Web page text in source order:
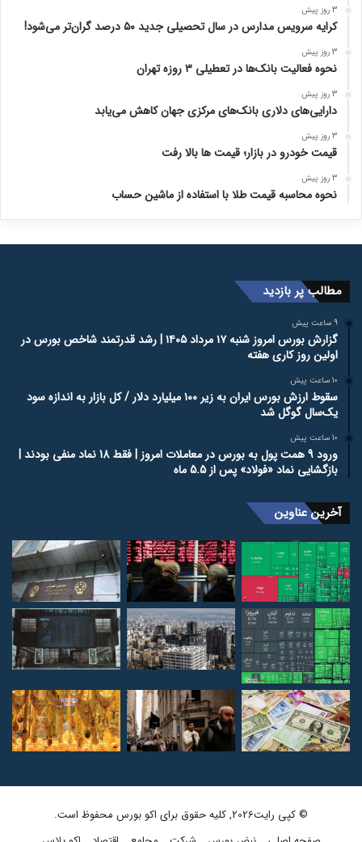
3 روز پیش
کرایه سرویس مدارس در سال تحصیلی جدید ۵۰ درصد گران‌تر می‌شود!
3 روز پیش
نحوه فعالیت بانک‌ها در تعطیلی ۳ روزه تهران
3 روز پیش
دارایی‌های دلاری بانک‌های مرکزی جهان کاهش می‌یابد
3 روز پیش
قیمت خودرو در بازار؛ قیمت ها بالا رفت
3 روز پیش
نحوه محاسبه قیمت طلا با استفاده از ماشین حساب
مطالب پر بازدید
9 ساعت پیش
گزارش بورس امروز شنبه ۱۷ مرداد ۱۴۰۵ | رشد قدرتمند شاخص بورس در
اولین روز کاری هفته
10 ساعت پیش
سقوط ارزش بورس ایران به زیر ۱۰۰ میلیارد دلار / کل بازار به اندازه سود
یک‌سال گوگل شد
10 ساعت پیش
ورود 9 همت پول به بورس در معاملات امروز | فقط 18 نماد منفی بودند |
بازگشایی نماد «فولاد» پس از 5.5 ماه
آخرین عناوین
© کپی رایت2026, کلیه حقوق برای اکو بورس محفوظ است.